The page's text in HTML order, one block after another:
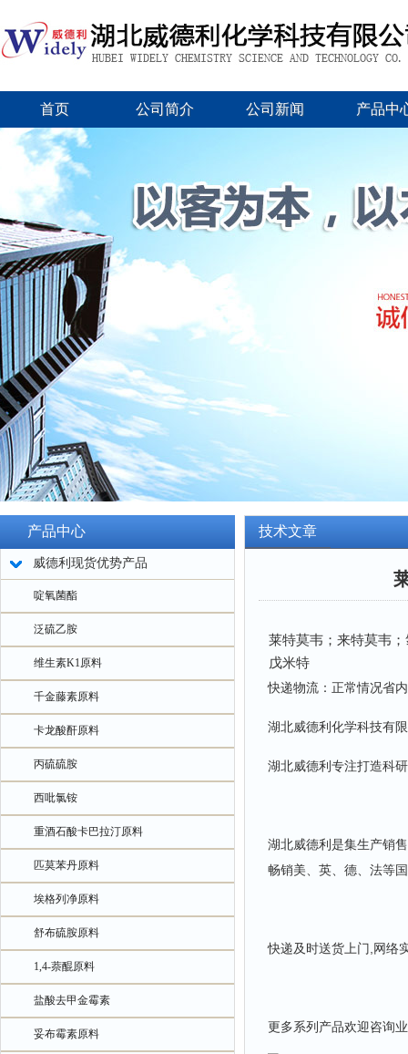
首页 公司简介 公司新闻 产品中
产品中心
威德利现货优势产品
啶氧菌酯
泛硫乙胺
维生素K1原料
千金藤素原料
卡龙酸酐原料
丙硫硫胺
西吡氯铵
重酒石酸卡巴拉汀原料
匹莫苯丹原料
埃格列净原料
舒布硫胺原料
1,4-萘醌原料
盐酸去甲金霉素
妥布霉素原料
技术文章
莱特莫韦；来特莫韦；
戊米特
快递物流：正常情况省
湖北威德利化学科技有
湖北威德利专注打造科
湖北威德利是集生产销
畅销美、英、德、法等
快递及时送货上门,网络
更多系列产品欢迎咨询